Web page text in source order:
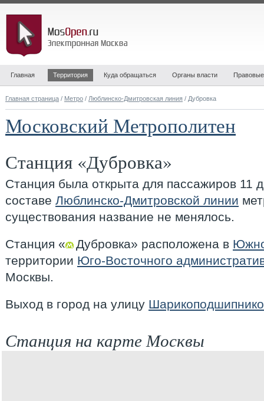
Главная Территория Куда обращаться Органы власти
Главная страница / Метро / Люблинско-Дмитровская линия / Дубровка
Московский Метрополитен
Станция «Дубровка»
Станция была открыта для пассажиров 11
составе Люблинско-Дмитровской линии
существования название не менялось.
Станция «
Дубровка» расположена в
территории Юго-Восточного
Москвы.
Выход в город на улицу
Станция на карте Москвы